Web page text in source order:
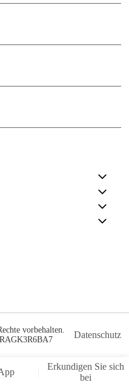
vorbehalten.
Datenschutz
Erkundigen Sie sich
bei